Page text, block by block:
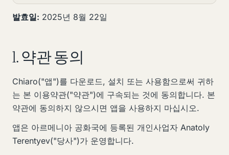
발효일: 2025년 8월 22일
1. 약관 동의
Chiaro("앱")를 다운로드, 설치 또는 사용함으로써 귀하
는 본 이용약관("약관")에 구속되는 것에 동의합니다. 본
약관에 동의하지 않으시면 앱을 사용하지 마십시오.
앱은 아르메니아 공화국에 등록된 개인사업자 Anatoly
Terentyev("당사")가 운영합니다.